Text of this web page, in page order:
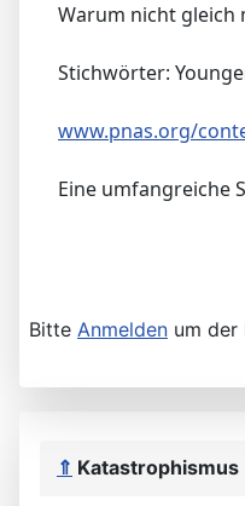
Warum nicht gleich
Stichwörter:
www.pnas.org/
Eine umfangreiche
Bitte Anmelden um der
⇑ Katastrophismus